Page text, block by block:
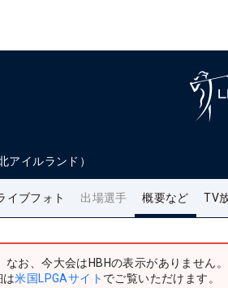
アイルランド）
イブフォト 出場選手 概要など TV
お、今大会はHBHの表示がありません
は米国LPGAサイト でご覧いただけます。